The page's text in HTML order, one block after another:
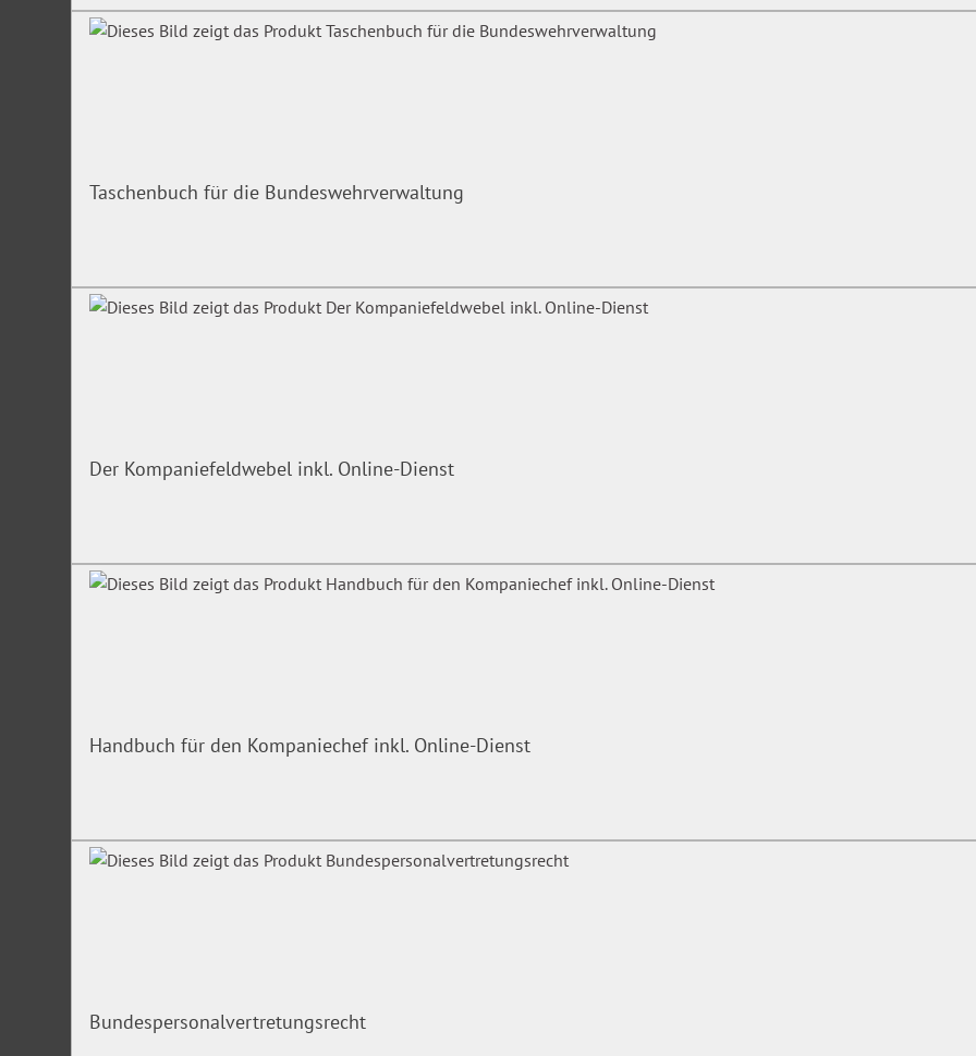
Taschenbuch für die Bundeswehrverwaltung
Der Kompaniefeldwebel inkl. Online-Dienst
Handbuch für den Kompaniechef inkl. Online-Dienst
Bundespersonalvertretungsrecht